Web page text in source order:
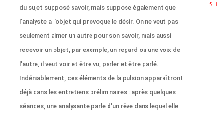
du sujet supposé savoir, mais suppose également que
l'analyste a l'objet qui provoque le désir. On ne veut pas
seulement aimer un autre pour son savoir, mais aussi
recevoir un objet, par exemple, un regard ou une voix de
l'autre, il veut voir et être vu, parler et être parlé.
Indéniablement, ces éléments de la pulsion apparaîtront
déjà dans les entretiens préliminaires : après quelques
séances, une analysante parle d'un rêve dans lequel elle